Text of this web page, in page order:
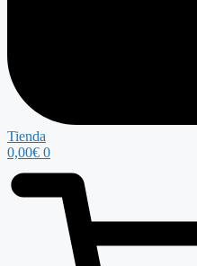
Tienda
0,00€ 0